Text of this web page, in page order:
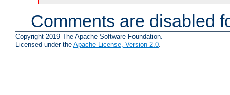
Comments are disabled
Copyright 2019 The Apache Software Foundation.
Licensed under the Apache License, Version 2.0.